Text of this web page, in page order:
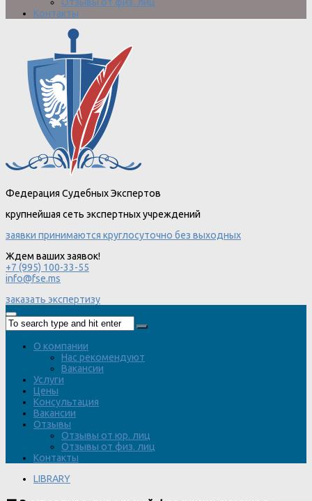
Отзывы от физ. лиц
Контакты
Федерация Судебных Экспертов
крупнейшая сеть экспертных учреждений
заявки принимаются круглосуточно без выходных
Ждем ваших заявок!
+7 (995) 100-33-55
info@fse.ms
заказать экспертизу
О компании
Нас рекомендуют
Вакансии
Услуги
Цены
Консультация
Вакансии
Отзывы
Отзывы от юр. лиц
Отзывы от физ. лиц
Контакты
LIBRARY